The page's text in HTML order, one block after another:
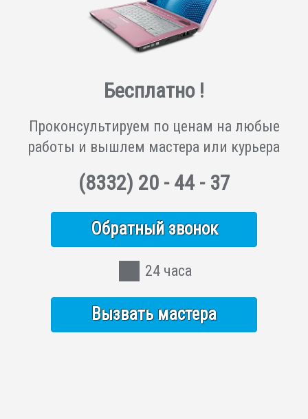
Бесплатно !
Проконсультируем по ценам на любые
работы и вышлем мастера или курьера
(8332) 20 - 44 - 37
Обратный звонок
24 часа
Вызвать мастера